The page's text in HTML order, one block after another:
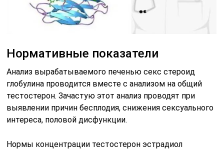
Нормативные показатели
Анализ вырабатываемого печенью секс стероид
глобулина проводится вместе с анализом на общий
тестостерон. Зачастую этот анализ проводят при
выявлении причин бесплодия, снижения сексуального
интереса, половой дисфункции.
Нормы концентрации тестостерон эстрадиол